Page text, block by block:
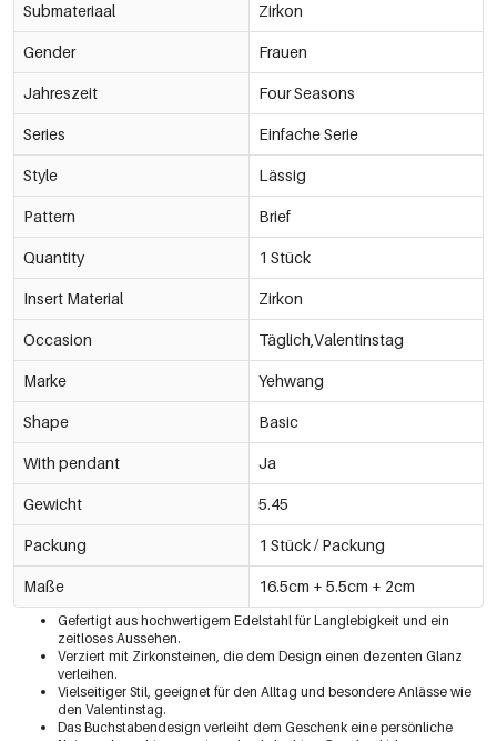
Submateriaal Zirkon
Gender Frauen
Jahreszeit Four Seasons
Series Einfache Serie
Style Lässig
Pattern Brief
Quantity 1 Stück
Insert Material Zirkon
Occasion Täglich,Valentinstag
Marke Yehwang
Shape Basic
With pendant Ja
Gewicht 5.45
Packung 1 Stück / Packung
Maße 16.5cm + 5.5cm + 2cm
Gefertigt aus hochwertigem Edelstahl für Langlebigkeit und ein
zeitloses Aussehen.
Verziert mit Zirkonsteinen, die dem Design einen dezenten Glanz
verleihen.
Vielseitiger Stil, geeignet für den Alltag und besondere Anlässe wie
den Valentinstag.
Das Buchstabendesign verleiht dem Geschenk eine persönliche